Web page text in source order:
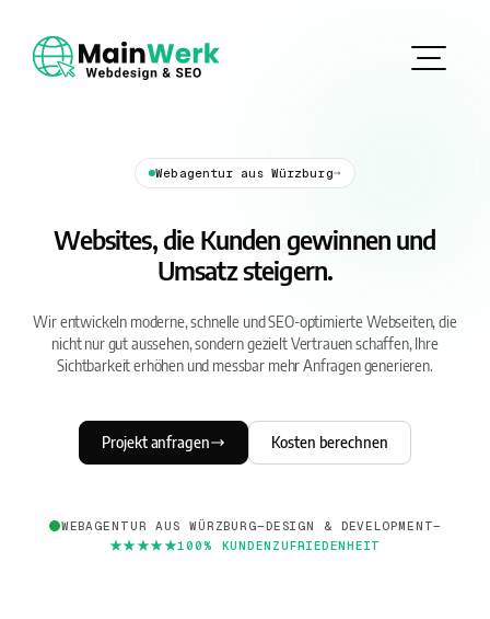
Webagentur aus Würzburg→
Websites, die Kunden gewinnen und
Umsatz steigern.
Wir entwickeln moderne, schnelle und SEO-optimierte Webseiten, die
nicht nur gut aussehen, sondern gezielt Vertrauen schaffen, Ihre
Sichtbarkeit erhöhen und messbar mehr Anfragen generieren.
Projekt anfragen Kosten berechnen
WEBAGENTUR AUS WÜRZBURG—DESIGN & DEVELOPMENT—
★★★★★
★★★★★100% KUNDENZUFRIEDENHEIT